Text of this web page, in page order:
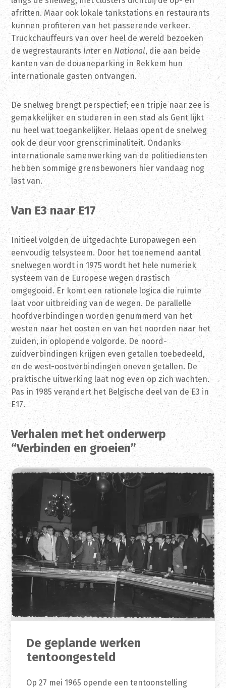
afritten. Maar ook lokale tankstations en restaurants
kunnen profiteren van het passerende verkeer.
Truckchauffeurs van over heel de wereld bezoeken
de wegrestaurants Inter en National, die aan beide
kanten van de douaneparking in Rekkem hun
internationale gasten ontvangen.
De snelweg brengt perspectief; een tripje naar zee is
gemakkelijker en studeren in een stad als Gent lijkt
nu heel wat toegankelijker. Helaas opent de snelweg
ook de deur voor grenscriminaliteit. Ondanks
internationale samenwerking van de politiediensten
hebben sommige grensbewoners hier vandaag nog
last van.
Van E3 naar E17
Initieel volgden de uitgedachte Europawegen een
eenvoudig telsysteem. Door het toenemend aantal
snelwegen wordt in 1975 wordt het hele numeriek
systeem van de Europese wegen drastisch
omgegooid. Er komt een rationele logica die ruimte
laat voor uitbreiding van de wegen. De parallelle
hoofdverbindingen worden genummerd van het
westen naar het oosten en van het noorden naar het
zuiden, in oplopende volgorde. De noord-
zuidverbindingen krijgen even getallen toebedeeld,
en de west-oostverbindingen oneven getallen. De
praktische uitwerking laat nog even op zich wachten.
Pas in 1985 verandert het Belgische deel van de E3 in
E17.
Verhalen met het onderwerp
“Verbinden en groeien”
De geplande werken
tentoongesteld
Op 27 mei 1965 opende een tentoonstelling